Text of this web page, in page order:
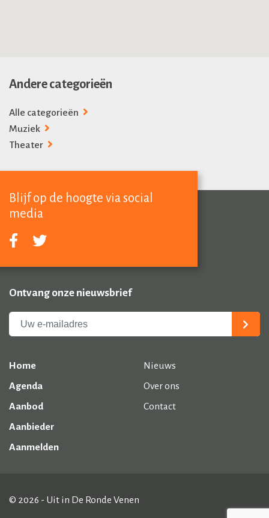
Andere categorieën
Alle categorieën
Muziek
Theater
Blijf op de hoogte via social
media
Ontvang onze nieuwsbrief
Home
Agenda
Aanbod
Aanbieder
Aanmelden
Nieuws
Over ons
Contact
© 2026 - Uit in De Ronde Venen